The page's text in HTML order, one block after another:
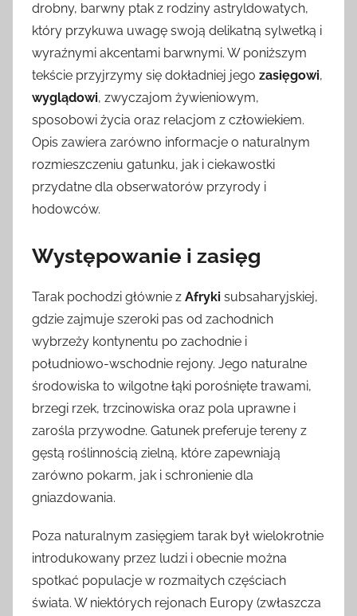
drobny, barwny ptak z rodziny astryldowatych,
który przykuwa uwagę swoją delikatną sylwetką i
wyraźnymi akcentami barwnymi. W poniższym
tekście przyjrzymy się dokładniej jego zasięgowi,
wyglądowi, zwyczajom żywieniowym,
sposobowi życia oraz relacjom z człowiekiem.
Opis zawiera zarówno informacje o naturalnym
rozmieszczeniu gatunku, jak i ciekawostki
przydatne dla obserwatorów przyrody i
hodowców.
Występowanie i zasięg
Tarak pochodzi głównie z Afryki subsaharyjskiej,
gdzie zajmuje szeroki pas od zachodnich
wybrzeży kontynentu po zachodnie i
południowo-wschodnie rejony. Jego naturalne
środowiska to wilgotne łąki porośnięte trawami,
brzegi rzek, trzcinowiska oraz pola uprawne i
zarośla przywodne. Gatunek preferuje tereny z
gęstą roślinnością zielną, które zapewniają
zarówno pokarm, jak i schronienie dla
gniazdowania.
Poza naturalnym zasięgiem tarak był wielokrotnie
introdukowany przez ludzi i obecnie można
spotkać populacje w rozmaitych częściach
świata. W niektórych rejonach Europy (zwłaszcza